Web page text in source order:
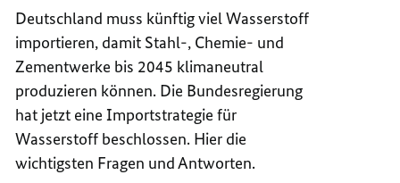
Deutschland muss künftig viel Wasserstoff
importieren, damit Stahl-, Chemie- und
Zementwerke bis 2045 klimaneutral
produzieren können. Die Bundesregierung
hat jetzt eine Importstrategie für
Wasserstoff beschlossen. Hier die
wichtigsten Fragen und Antworten.